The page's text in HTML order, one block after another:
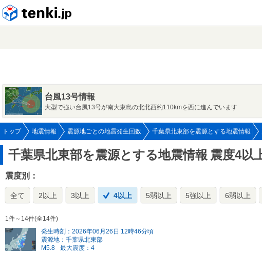
台風13号情報
大型で強い台風13号が南大東島の北北西約110kmを西に進んでいます
トップ 地震情報 震源地ごとの地震発生回数 千葉県北東部を震源とする地震情報
千葉県北東部を震源とする地震情報 震度4以
震度別：
全て 2以上 3以上 4以上 5弱以上 5強以上 6弱以上
1件～14件(全14件)
発生時刻：2026年06月26日 12時46分頃
震源地：千葉県北東部
M5.8
最大震度：4